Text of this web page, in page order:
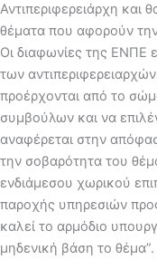
Αντιπεριφερειάρχη και
θέματα που αφορούν την
Οι διαφωνίες της ΕΝΠΕ
των
προέρχονται από το
συμβούλων και να
αναφέρεται στην
την σοβαρότητα του
ενδιάμεσου χωρικού
παροχής υπηρεσιών
καλεί το αρμόδιο
μηδενική βάση το θέμα”.